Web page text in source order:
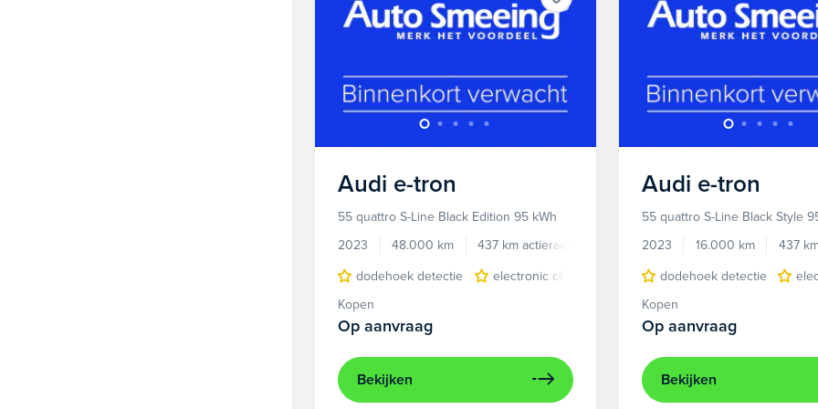
Audi e-tron
55 quattro S-Line Black Edition 95 kWh
2023
48.000 km 437 km actieradius
Elektrisch
dodehoek detectie
electronic climate controle elektrisch glazen
Kopen
Op aanvraag
Bekijken
Audi e-tron
55 quattro S-Line Black Style
2023
16.000 km 437
dodehoek detectie
Kopen
Op aanvraag
Bekijken